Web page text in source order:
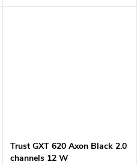
Trust GXT 620 Axon Black 2.0
channels 12 W